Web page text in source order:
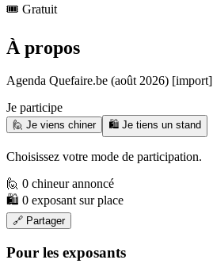
🎟️ Gratuit
À propos
Agenda Quefaire.be (août 2026) [import]
Je participe
🙋 Je viens chiner 🛍️ Je tiens un stand
Choisissez votre mode de participation.
🙋 0 chineur annoncé
🛍️ 0 exposant sur place
🔗 Partager
Pour les exposants